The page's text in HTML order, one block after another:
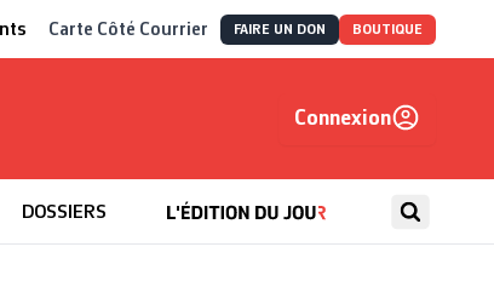
Carte Côté Courrier FAIRE UN DON BOUTIQUE
Connexion
DOSSIERS